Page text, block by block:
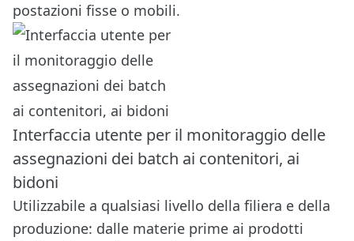
postazioni fisse o mobili.
Interfaccia utente per il monitoraggio delle
assegnazioni dei batch ai contenitori, ai
bidoni
Utilizzabile a qualsiasi livello della filiera e della
produzione: dalle materie prime ai prodotti